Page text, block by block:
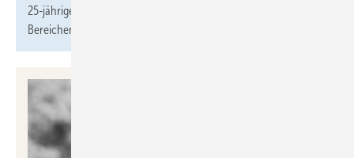
25-jährige Industriekauffrau bringt Erfahrungen aus den
Bereichen Einkauf, Projektleitung und Vertrieb mit.